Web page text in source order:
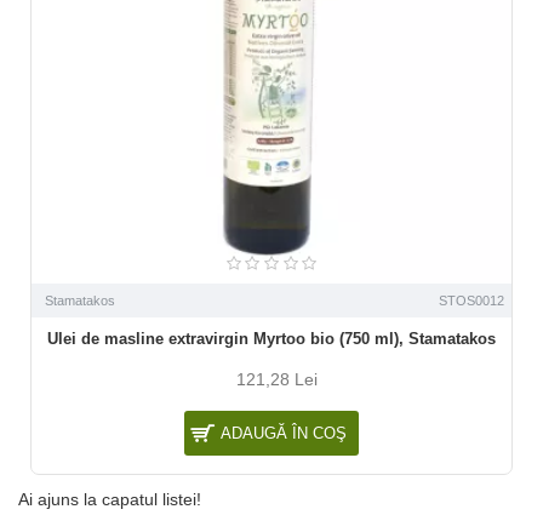
Stamatakos STOS0012
Ulei de masline extravirgin Myrtoo bio (750 ml), Stamatakos
121,28 Lei
ADAUGĂ ÎN COŞ
Ai ajuns la capatul listei!